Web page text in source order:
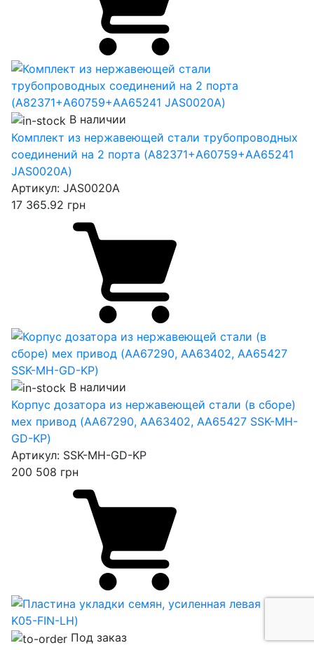
В наличии
Комплект из нержавеющей стали трубопроводных
соединений на 2 порта (A82371+A60759+AA65241
JAS0020A)
Артикул: JAS0020A
17 365.92 грн
В наличии
Корпус дозатора из нержавеющей стали (в сборе)
мех привод (AA67290, AA63402, AA65427 SSK-MH-
GD-KP)
Артикул: SSK-MH-GD-KP
200 508 грн
Под заказ